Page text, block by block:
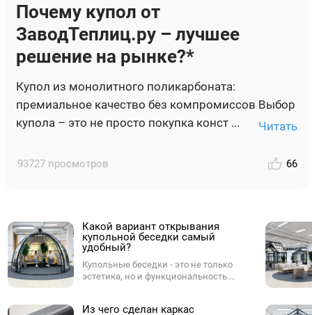
Почему купол от
ЗаводТеплиц.ру – лучшее
решение на рынке?*
Купол из монолитного поликарбоната:
премиальное качество без компромиссов Выбор
купола – это не просто покупка конст ...
Читать
93727 просмотров 66
Какой вариант открывания
купольной беседки самый
удобный?
Купольные беседки - это не только
эстетика, но и функциональность.
открывания. От него зависит,
Из чего сделан каркас